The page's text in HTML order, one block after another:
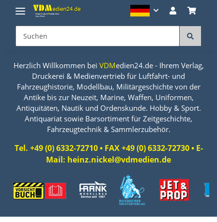
Herzlich Willkommen bei VDMedien24.de - Ihrem Verlag,
Druckerei & Medienvertrieb für Luftfahrt- und
Fahrzeughistorie, Modellbau, Militärgeschichte von der
Antike bis zur Neuzeit, Marine, Waffen, Uniformen,
Antiquitäten, Nautik und Ordenskunde. Hobby & Sport.
Antiquariat sowie Barsortiment für Zeitgeschichte,
Fahrzeugtechnik & Sammlerzubehör.
Tel. +49 (0) 6332-72710 • FAX +49 (0) 6332-72730 • E-
Mail: heinz.nickel@vdmedien.de